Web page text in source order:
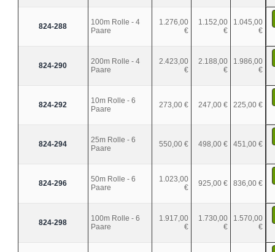
824-288
100m Rolle - 4
Paare
1.276,00
€
1.152,00
€
1.045,00
€
824-290
200m Rolle - 4
Paare
2.423,00
€
2.188,00
€
1.986,00
€
824-292
10m Rolle - 6
Paare
273,00 € 247,00 € 225,00 €
824-294
25m Rolle - 6
Paare
550,00 € 498,00 € 451,00 €
824-296
50m Rolle - 6
Paare
1.023,00
€
925,00 € 836,00 €
824-298
100m Rolle - 6
Paare
1.917,00
€
1.730,00
€
1.570,00
€